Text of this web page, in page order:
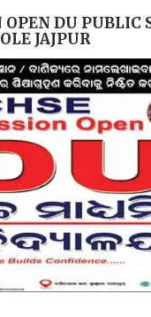
DU PUBLIC
JAJPUR